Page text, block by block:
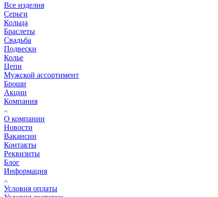
Все изделия
Серьги
Кольца
Браслеты
Свадьба
Подвески
Колье
Цепи
Мужской ассортимент
Броши
Акции
Компания
О компании
Новости
Вакансии
Контакты
Реквизиты
Блог
Информация
Условия оплаты